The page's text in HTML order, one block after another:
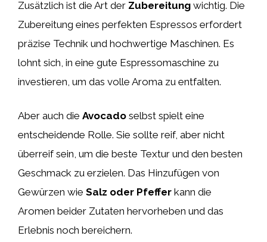
Zusätzlich ist die Art der Zubereitung wichtig. Die
Zubereitung eines perfekten Espressos erfordert
präzise Technik und hochwertige Maschinen. Es
lohnt sich, in eine gute Espressomaschine zu
investieren, um das volle Aroma zu entfalten.
Aber auch die Avocado selbst spielt eine
entscheidende Rolle. Sie sollte reif, aber nicht
überreif sein, um die beste Textur und den besten
Geschmack zu erzielen. Das Hinzufügen von
Gewürzen wie Salz oder Pfeffer kann die
Aromen beider Zutaten hervorheben und das
Erlebnis noch bereichern.